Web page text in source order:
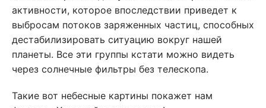
активности, которое впоследствии приведет к
выбросам потоков заряженных частиц, способных
дестабилизировать ситуацию вокруг нашей
планеты. Все эти группы кстати можно видеть
через солнечные фильтры без телескопа.
Такие вот небесные картины покажет нам